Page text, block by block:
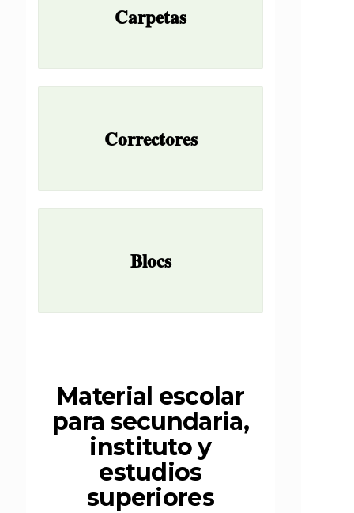
Carpetas
Correctores
Blocs
Material escolar
para secundaria,
instituto y
estudios
superiores